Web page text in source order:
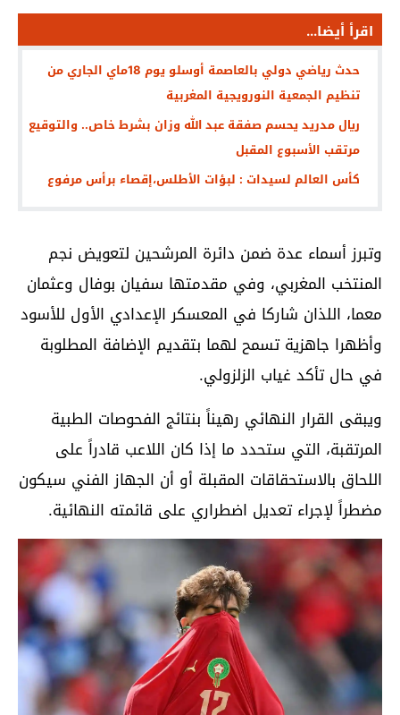
اقرأ أيضا...
حدث رياضي دولي بالعاصمة أوسلو يوم 18ماي الجاري من
تنظيم الجمعية النورويجية المغربية
ريال مدريد يحسم صفقة عبد الله وزان بشرط خاص.. والتوقيع
مرتقب الأسبوع المقبل
كأس العالم لسيدات : لبؤات الأطلس،إقصاء برأس مرفوع
وتبرز أسماء عدة ضمن دائرة المرشحين لتعويض نجم
المنتخب المغربي، وفي مقدمتها سفيان بوفال وعثمان
معما، اللذان شاركا في المعسكر الإعدادي الأول للأسود
وأظهرا جاهزية تسمح لهما بتقديم الإضافة المطلوبة
في حال تأكد غياب الزلزولي.
ويبقى القرار النهائي رهيناً بنتائج الفحوصات الطبية
المرتقبة، التي ستحدد ما إذا كان اللاعب قادراً على
اللحاق بالاستحقاقات المقبلة أو أن الجهاز الفني سيكون
مضطراً لإجراء تعديل اضطراري على قائمته النهائية.